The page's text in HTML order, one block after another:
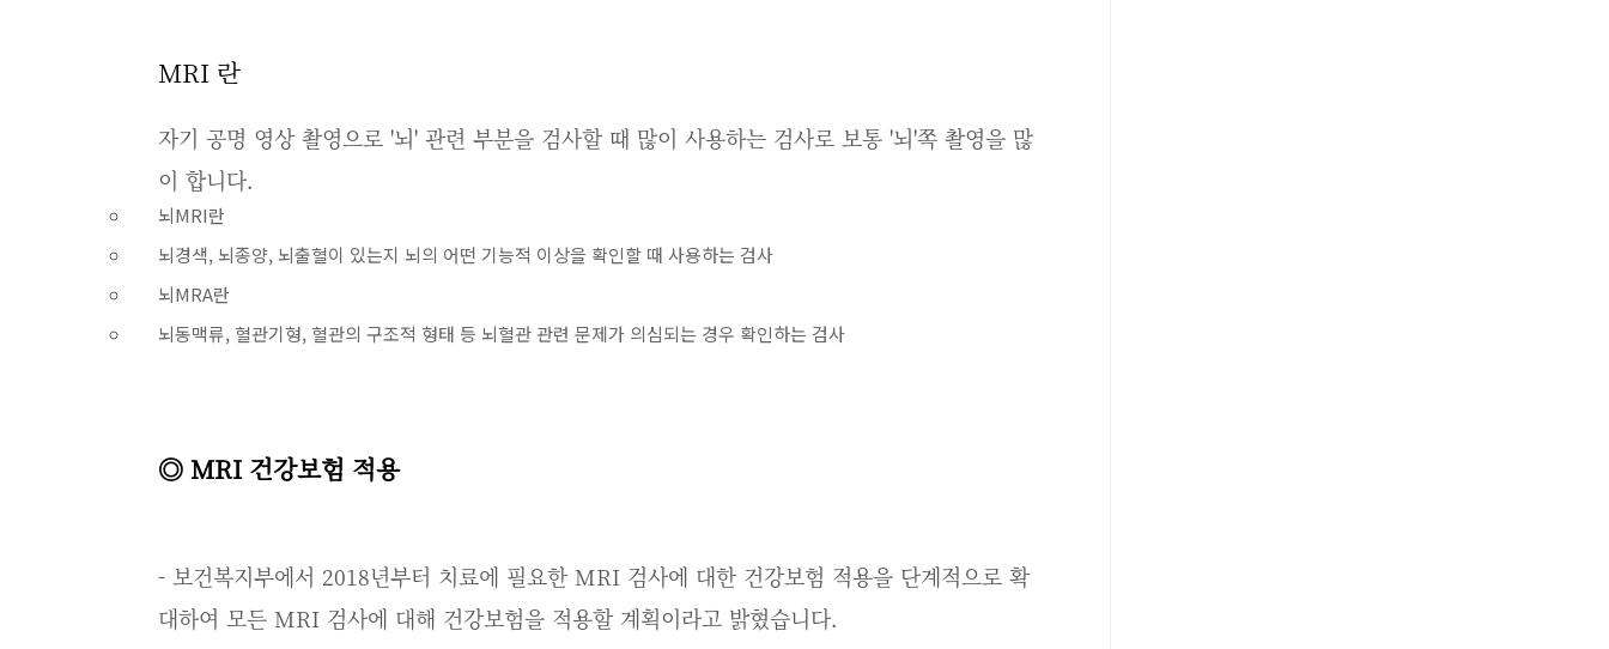
MRI 란
자기 공명 영상 촬영으로 '뇌' 관련 부분을 검사할 때 많이 사용하는 검사로 보통 '뇌'쪽 촬영을 많
이 합니다.
뇌MRI란
뇌경색, 뇌종양, 뇌출혈이 있는지 뇌의 어떤 기능적 이상을 확인할 때 사용하는 검사
뇌MRA란
뇌동맥류, 혈관기형, 혈관의 구조적 형태 등 뇌혈관 관련 문제가 의심되는 경우 확인하는 검사
◎ MRI 건강보험 적용
- 보건복지부에서 2018년부터 치료에 필요한 MRI 검사에 대한 건강보험 적용을 단계적으로 확
대하여 모든 MRI 검사에 대해 건강보험을 적용할 계획이라고 밝혔습니다.